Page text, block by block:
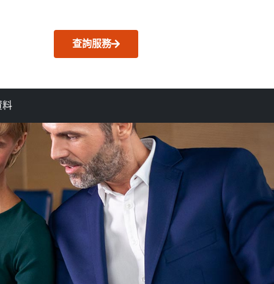
查詢服務
料